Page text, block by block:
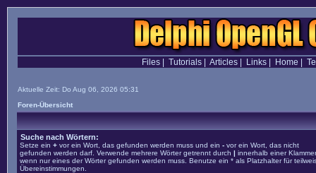
Files| Tutorials| Articles| Links| Home
Aktuelle Zeit: Do Aug 06, 2026 05:31
Foren-Übersicht
Suche nach Wörtern:
Setze ein + vor ein Wort, das gefunden werden muss und ein - vor ein Wort, das nicht
gefunden werden darf. Verwende mehrere Wörter getrennt durch | innerhalb einer
wenn nur eines der Wörter gefunden werden muss. Benutze ein * als Platzhalter für
Übereinstimmungen.